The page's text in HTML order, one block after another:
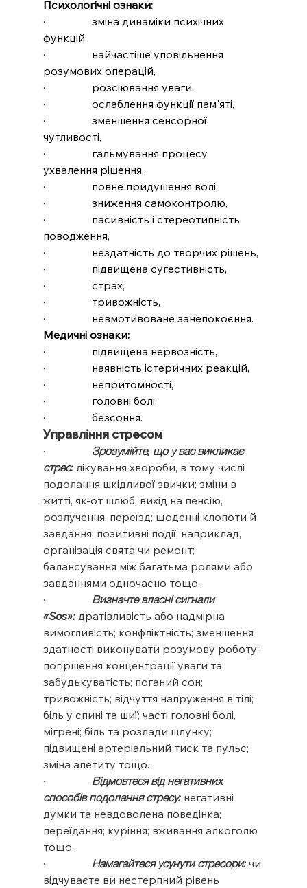
Психологічні ознаки:
·                 зміна динаміки психічних
функцій,
·                 найчастіше уповільнення
розумових операцій,
·                 розсіювання уваги,
·                 ослаблення функції пам'яті,
·                 зменшення сенсорної
чутливості,
·                 гальмування процесу
ухвалення рішення.
·                 повне придушення волі,
·                 зниження самоконтролю,
·                 пасивність і стереотипність
поводження,
·                 нездатність до творчих рішень,
·                 підвищена сугестивність,
·                 страх,
·                 тривожність,
·                 невмотивоване занепокоєння.
Медичні ознаки:
·                 підвищена нервозність,
·                 наявність істеричних реакцій,
·                 непритомності,
·                 головні болі,
·                 безсоння.
Управління стресом
· Зрозумійте, що у вас викликає
стрес: лікування хвороби, в тому числі
подолання шкідливої звички; зміни в
житті, як-от шлюб, вихід на пенсію,
розлучення, переїзд; щоденні клопоти й
завдання; позитивні події, наприклад,
організація свята чи ремонт;
балансування між багатьма ролями або
завданнями одночасно тощо.
· Визначте власні сигнали
«Sos»: дратівливість або надмірна
вимогливість; конфліктність; зменшення
здатності виконувати розумову роботу;
погіршення концентрації уваги та
забудькуватість; поганий сон;
тривожність; відчуття напруження в тілі;
біль у спині та шиї; часті головні болі,
мігрені; біль та розлади шлунку;
підвищені артеріальний тиск та пульс;
зміна апетиту тощо.
· Відмовтеся від негативних
способів подолання стресу: негативні
думки та невдоволена поведінка;
переїдання; куріння; вживання алкоголю
тощо.
· Намагайтеся усунути стресори: чи
відчуваєте ви нестерпний рівень